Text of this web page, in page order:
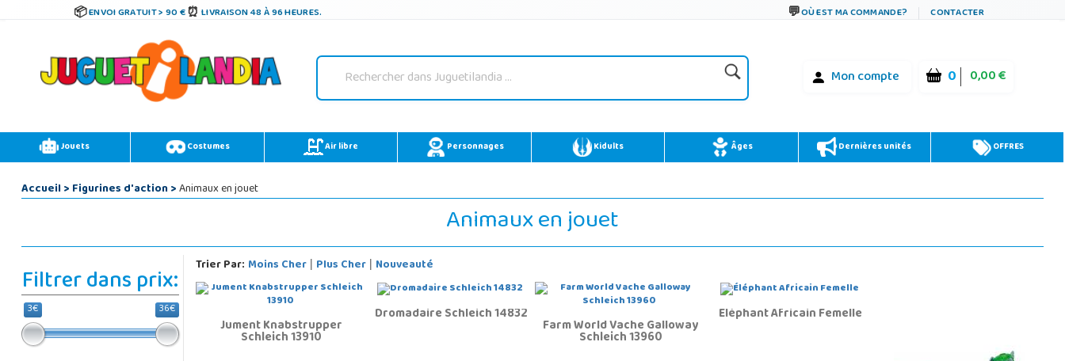
ENVOI GRATUIT > 90 € LIVRAISON 48 À 96 HEURES. OÙ EST MA COMMANDE? CONTACTER
Mon compte 0 0,00 €
Jouets Costumes Air libre Personnages Kidults Âges Dernières unités OFFRES
Accueil>Figurines d'action>Animaux en jouet
Animaux en jouet
Filtrer dans prix:
3€ 36€
Trier Par: Moins Cher| Plus Cher| Nouveauté
Jument Knabstrupper
Schleich 13910
Dromadaire Schleich 14832 Farm World Vache Galloway
Schleich 13960
Éléphant Africain Femelle